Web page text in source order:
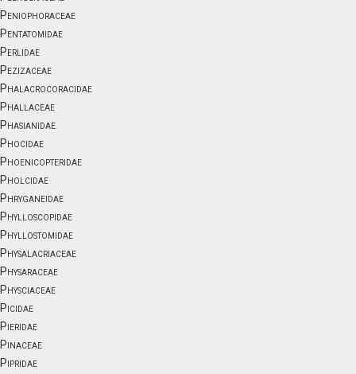
Peniophoraceae
Pentatomidae
Perlidae
Pezizaceae
Phalacrocoracidae
Phallaceae
Phasianidae
Phocidae
Phoenicopteridae
Pholcidae
Phryganeidae
Phylloscopidae
Phyllostomidae
Physalacriaceae
Physaraceae
Physciaceae
Picidae
Pieridae
Pinaceae
Pipridae